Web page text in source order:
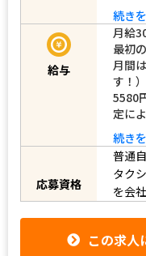
続き
給与
月給
最初
月間
す！
5580
定に
続き
応募資格
普通
タク
を会
この求人